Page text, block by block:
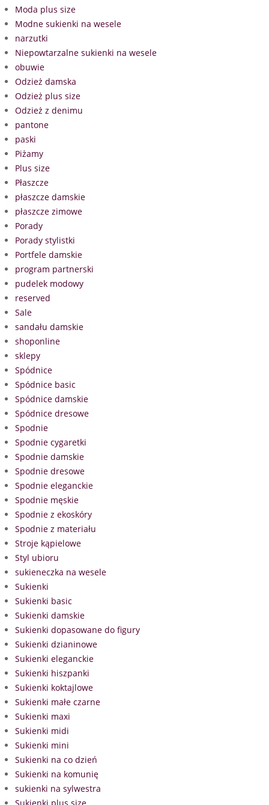
Moda plus size
Modne sukienki na wesele
narzutki
Niepowtarzalne sukienki na wesele
obuwie
Odzież damska
Odzież plus size
Odzież z denimu
pantone
paski
Piżamy
Plus size
Płaszcze
płaszcze damskie
płaszcze zimowe
Porady
Porady stylistki
Portfele damskie
program partnerski
pudelek modowy
reserved
Sale
sandału damskie
shoponline
sklepy
Spódnice
Spódnice basic
Spódnice damskie
Spódnice dresowe
Spodnie
Spodnie cygaretki
Spodnie damskie
Spodnie dresowe
Spodnie eleganckie
Spodnie męskie
Spodnie z ekoskóry
Spodnie z materiału
Stroje kąpielowe
Styl ubioru
sukieneczka na wesele
Sukienki
Sukienki basic
Sukienki damskie
Sukienki dopasowane do figury
Sukienki dzianinowe
Sukienki eleganckie
Sukienki hiszpanki
Sukienki koktajlowe
Sukienki małe czarne
Sukienki maxi
Sukienki midi
Sukienki mini
Sukienki na co dzień
Sukienki na komunię
sukienki na sylwestra